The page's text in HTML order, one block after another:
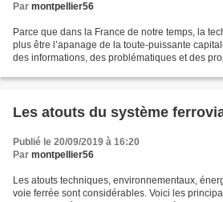
Par montpellier56
Parce que dans la France de notre temps, la
plus être l’apanage de la toute-puissante
des informations, des problématiques et des
Les atouts du système
Publié le 20/09/2019 à 16:20
Par montpellier56
Les atouts techniques, environnementaux,
voie ferrée sont considérables. Voici les